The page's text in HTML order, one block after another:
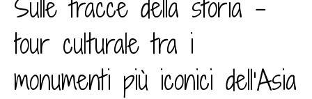
Sulle tracce della storia –
tour culturale tra i
monumenti più iconici dell’Asia